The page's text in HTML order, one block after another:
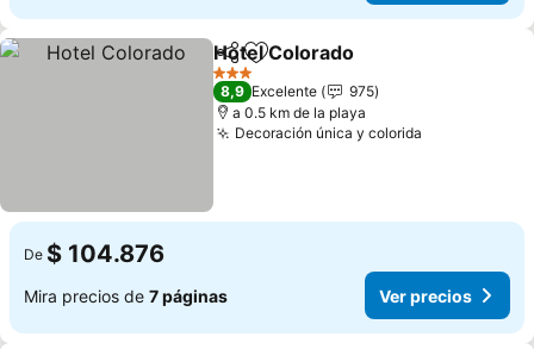
CompartirAgregar a favoritos
Hotel Colorado
3 Estrellas
8,9 Excelente
975
a 0.5 km de la playa
Decoración única y colorida
De $ 104.876
Mira precios de 7 páginas Ver precios